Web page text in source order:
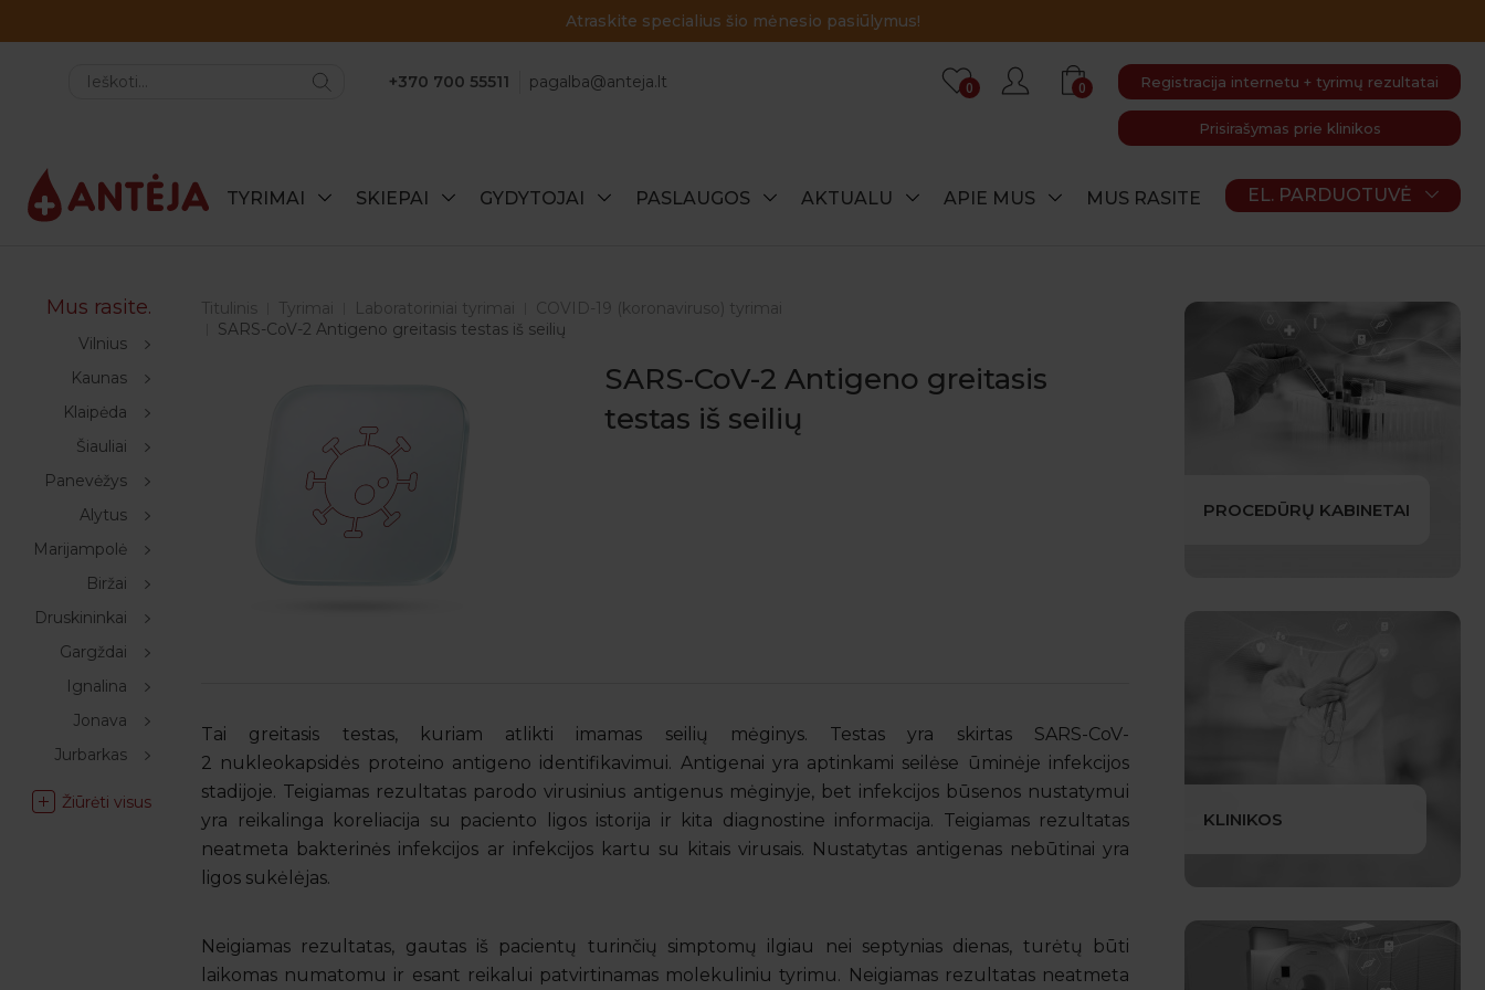
Atraskite specialius šio mėnesio pasiūlymus!
+370 700 55511 pagalba@anteja.lt Registracija internetu + tyrimų rezultatai
Prisirašymas prie klinikos
0 0
TYRIMAI SKIEPAI GYDYTOJAI PASLAUGOS AKTUALU APIE MUS MUS RASITE EL. PARDUOTUVĖ
Mus rasite.
Vilnius
Kaunas
Klaipėda
Šiauliai
Panevėžys
Alytus
Marijampolė
Biržai
Druskininkai
Gargždai
Ignalina
Jonava
Jurbarkas
Žiūrėti visus
Titulinis Tyrimai Laboratoriniai tyrimai
COVID-19 (koronaviruso) tyrimai
SARS-CoV-2 Antigeno greitasis testas iš seilių
SARS-CoV-2 Antigeno greitasis
testas iš seilių
Tai greitasis testas, kuriam atlikti imamas seilių mėginys. Testas yra skirtas SARS-CoV-
2 nukleokapsidės proteino antigeno identifikavimui. Antigenai yra aptinkami seilėse ūminėje infekcijos
stadijoje. Teigiamas rezultatas parodo virusinius antigenus mėginyje, bet infekcijos būsenos nustatymui
yra reikalinga koreliacija su paciento ligos istorija ir kita diagnostine informacija. Teigiamas rezultatas
neatmeta bakterinės infekcijos ar infekcijos kartu su kitais virusais. Nustatytas antigenas nebūtinai yra
ligos sukėlėjas.
Neigiamas rezultatas, gautas iš pacientų turinčių simptomų ilgiau nei septynias dienas, turėtų būti
laikomas numatomu ir esant reikalui patvirtinamas molekuliniu tyrimu. Neigiamas rezultatas neatmeta
PROCEDŪRŲ KABINETAI
KLINIKOS